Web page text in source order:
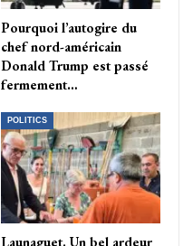
Pourquoi l’autogire du
chef nord-américain
Donald Trump est passé
fermement…
POLITICS
Launaguet. Un bel ardeur